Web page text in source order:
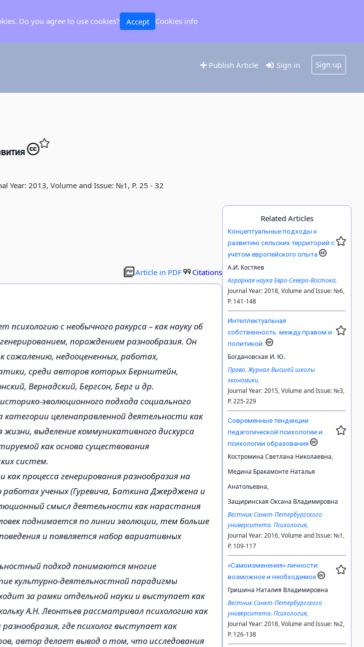
Publish Article Sign in Sign up
Year: 2013, Volume and Issue: №1, P. 25 - 32
Article in PDF Citations
с необычного ракурса – как науку об
порождением разнообразия. Он
сожалению, недооцененных, работах,
среди авторов которых Бернштейн,
Вернадский, Бергсон, Берг и др.
эволюционного подхода социального
целенаправленной деятельности как
выделение коммуникативного дискурса
как основа существования
систем.
процесса генерирования разнообразия на
работах ученых (Гуревича, Баткина Джерджена и
смысл деятельности как нарастания
поднимается по линии эволюции, тем больше
и появляется набор вариативных
подход понимаются многие
культурно-деятельностной парадигмы
за рамки отдельной науки и выступает как
А.Н. Леонтьев рассматривал психологию как
где психолог выступает как
автор делает вывод о том, что исследования
Related Articles
Концептуальные подходы к
развитию сельских территорий с
учётом европейского опыта
А.И. Костяев
Аграрная наука Евро-Северо-Востока,
Journal Year: 2018, Volume and Issue: №6,
P. 141-148
Интеллектуальная
собственность: между правом и
политикой.
Богдановская И. Ю.
Право. Журнал Высшей школы
экономики,
Journal Year: 2015, Volume and Issue: №3,
P. 225-229
Современные тенденции
педагогической психологии и
психологии образования
Костромина Светлана Николаевна,
Медина Бракамонте Наталья
Анатольевна,
Защиринская Оксана Владимировна
Вестник Санкт-Петербургского
университета. Психология,
Journal Year: 2016, Volume and Issue: №1,
P. 109-117
«Самоизменения» личности:
возможное и необходимое
Гришина Наталия Владимировна
Вестник Санкт-Петербургского
университета. Психология,
Journal Year: 2018, Volume and Issue: №2,
P. 126-138
Do you agree to use cookies? Accept Cookies info